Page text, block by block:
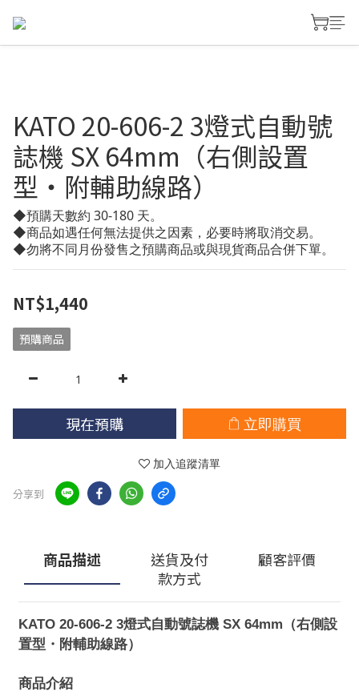
KATO 20-606-2 3燈式自動號
誌機 SX 64mm（右側設置
型・附輔助線路）
◆預購天數約 30-180 天。
◆商品如遇任何無法提供之因素，必要時將取消交易。
◆勿將不同月份發售之預購商品或與現貨商品合併下單。
NT$1,440
預購商品
現在預購 立即購買
加入追蹤清單
分享到
商品描述
送貨及付
款方式
顧客評價
KATO 20-606-2 3燈式自動號誌機 SX 64mm（右側設
置型・附輔助線路）
商品介紹